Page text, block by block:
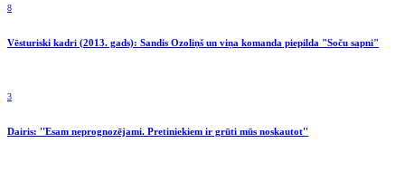
8
Vēsturiski kadri (2013. gads): Sandis Ozoliņš un viņa komanda piepilda "Soču sapni"
3
Dairis: ''Esam neprognozējami. Pretiniekiem ir grūti mūs noskautot''